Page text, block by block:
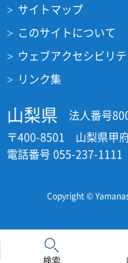
検索
サイトマップ
このサイトについて
ウェブアクセシビリ
リンク集
山梨県
法人番号
〒400-8501 山梨県甲
電話番号 055-237-1111
Copyright ©